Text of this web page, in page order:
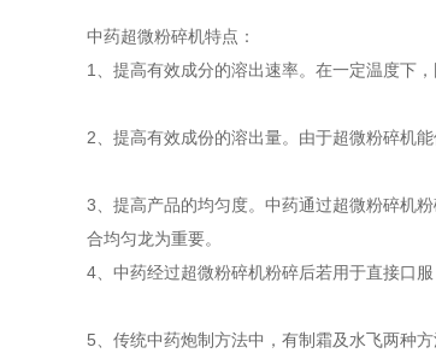
中药超微粉碎机特点：
1、提高有效成分的溶出速率。在一定温度下
2、提高有效成份的溶出量。由于超微粉碎机
3、提高产品的均匀度。中药通过超微粉碎机
合均匀龙为重要。
4、中药经过超微粉碎机粉碎后若用于直接口
5、传统中药炮制方法中，有制霜及水飞两种